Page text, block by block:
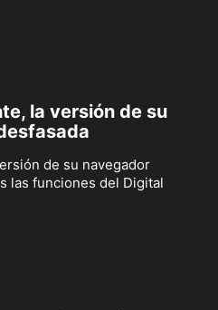
la versión de su
de su navegador
las funciones del Digital